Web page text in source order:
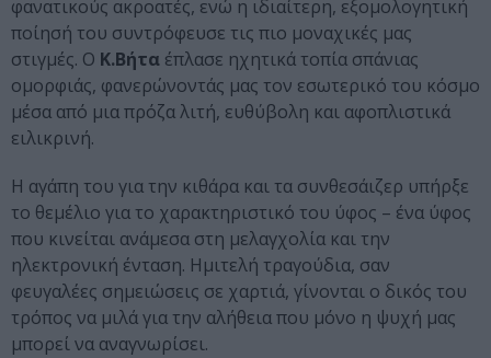
φανατικούς ακροατές, ενώ η ιδιαίτερη, εξομολογητική
ποίησή του συντρόφευσε τις πιο μοναχικές μας
στιγμές. Ο Κ.Βήτα έπλασε ηχητικά τοπία σπάνιας
ομορφιάς, φανερώνοντάς μας τον εσωτερικό του κόσμο
μέσα από μια πρόζα λιτή, ευθύβολη και αφοπλιστικά
ειλικρινή.
Η αγάπη του για την κιθάρα και τα συνθεσάιζερ υπήρξε
το θεμέλιο για το χαρακτηριστικό του ύφος – ένα ύφος
που κινείται ανάμεσα στη μελαγχολία και την
ηλεκτρονική ένταση. Ημιτελή τραγούδια, σαν
φευγαλέες σημειώσεις σε χαρτιά, γίνονται ο δικός του
τρόπος να μιλά για την αλήθεια που μόνο η ψυχή μας
μπορεί να αναγνωρίσει.